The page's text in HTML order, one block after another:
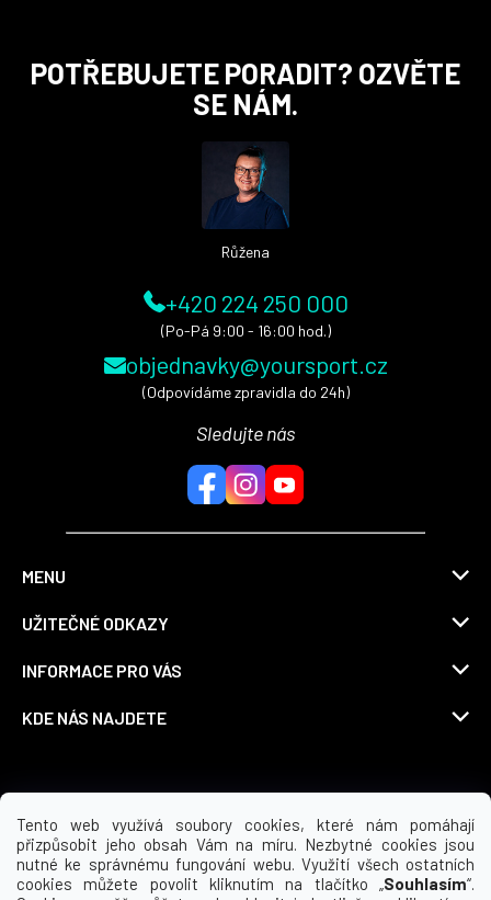
Tento web využívá soubory cookies, které nám pomáhají
přizpůsobit jeho obsah Vám na míru. Nezbytné cookies jsou
nutné ke správnému fungování webu. Využití všech ostatních
cookies můžete povolit kliknutím na tlačítko „Souhlasím“.
POTŘEBUJETE PORADIT? OZVĚTE
SE NÁM.
Růžena
+420 224 250 000
(Po-Pá 9:00 - 16:00 hod.)
objednavky@yoursport.cz
(Odpovídáme zpravidla do 24h)
Sledujte nás
MENU
UŽITEČNÉ ODKAZY
INFORMACE PRO VÁS
KDE NÁS NAJDETE
Možnosti dopravy